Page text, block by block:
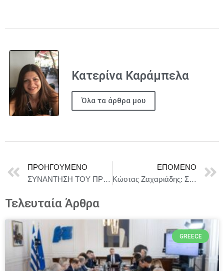
Κατερίνα Καράμπελα
Όλα τα άρθρα μου
ΠΡΟΗΓΟΎΜΕΝΟ
ΣΥΝΑΝΤΗΣΗ ΤΟΥ ΠΡΟΕΔΡΟΥ ΤΗΣ ΔΗΜΟΚΡΑΤΙΑΣ ΚΩΝΣΤΑΝΤΙΝΟΥ ΑΝ. ΤΑΣΟΥΛΑ ΜΕ ΑΝΤΙΠΡΟΣΩΠΕΙΑ ΤΗΣ ΕΝΩΣΗΣ ΑΠΟΣΤΡΑΤΩΝ ΑΞΙΩΜΑΤΙΚΩΝ ΣΤΡΑΤΟΥ
ΕΠΌΜΕΝΟ
Κώστας Ζαχαριάδης: Συνταγή αποτυχίας τα υπερπλεονάσματα
Τελευταία Άρθρα
GREECE